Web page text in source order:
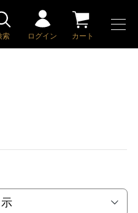
索 ログイン カート